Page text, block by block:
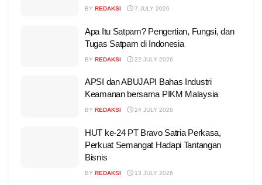
BY REDAKSI 7 JULY 2026
Apa Itu Satpam? Pengertian, Fungsi, dan
Tugas Satpam di Indonesia
BY REDAKSI 22 JULY 2026
APSI dan ABUJAPI Bahas Industri
Keamanan bersama PIKM Malaysia
BY REDAKSI 24 JULY 2026
HUT ke-24 PT Bravo Satria Perkasa,
Perkuat Semangat Hadapi Tantangan
Bisnis
BY REDAKSI 13 JULY 2026